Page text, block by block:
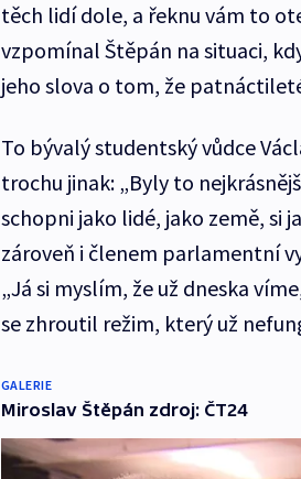
těch lidí dole, a řeknu vám to
vzpomínal Štěpán na situaci,
jeho slova o tom, že
To bývalý studentský vůdce
trochu jinak: „Byly to
schopni jako lidé, jako země, si
zároveň i členem parlamentní
„Já si myslím, že už dneska
se zhroutil režim, který už
GALERIE
Miroslav Štěpán zdroj: ČT24